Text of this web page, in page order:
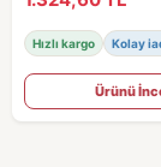
Hızlı kargo Kolay
Ürünü